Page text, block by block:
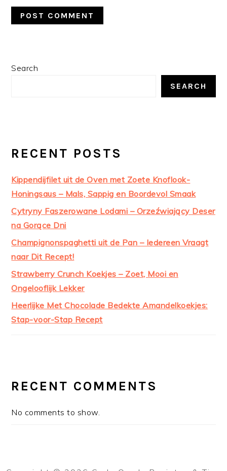
PRIMARY
Search
SEARCH
RECENT POSTS
Kippendijfilet uit de Oven met Zoete Knoflook-
Honingsaus – Mals, Sappig en Boordevol Smaak
Cytryny Faszerowane Lodami – Orzeźwiający Deser
na Gorące Dni
Champignonspaghetti uit de Pan – Iedereen Vraagt
naar Dit Recept!
Strawberry Crunch Koekjes – Zoet, Mooi en
Ongelooflijk Lekker
Heerlijke Met Chocolade Bedekte Amandelkoekjes:
Stap-voor-Stap Recept
RECENT COMMENTS
No comments to show.